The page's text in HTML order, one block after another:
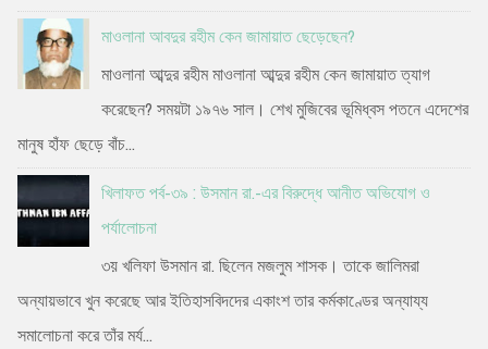
মাওলানা আবদুর রহীম কেন জামায়াত ছেড়েছেন?
মাওলানা আব্দুর রহীম মাওলানা আব্দুর রহীম কেন জামায়াত ত্যাগ
করেছেন? সময়টা ১৯৭৬ সাল। শেখ মুজিবের ভূমিধ্বস পতনে এদেশের
মানুষ হাঁফ ছেড়ে বাঁচ...
খিলাফত পর্ব-৩৯ : উসমান রা.-এর বিরুদ্ধে আনীত অভিযোগ ও
পর্যালোচনা
৩য় খলিফা উসমান রা. ছিলেন মজলুম শাসক। তাকে জালিমরা
অন্যায়ভাবে খুন করেছে আর ইতিহাসবিদদের একাংশ তার কর্মকাণ্ডের অন্যায্য
সমালোচনা করে তাঁর মর্য...